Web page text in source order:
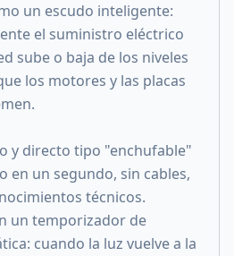
un escudo inteligente:
el suministro eléctrico
sube o baja de los niveles
los motores y las placas
y directo tipo "enchufable"
en un segundo, sin cables,
técnicos.
un temporizador de
cuando la luz vuelve a la